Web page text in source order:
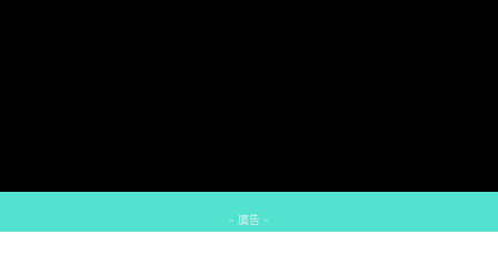
- 廣告 -